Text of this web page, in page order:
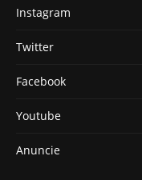
Instagram
Twitter
Facebook
Youtube
Anuncie